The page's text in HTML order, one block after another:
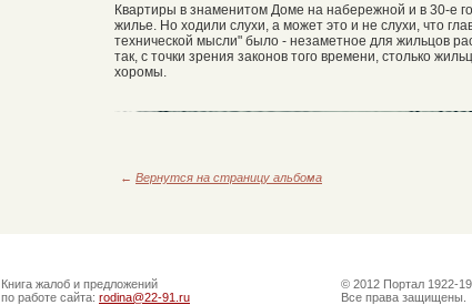
Квартиры в знаменитом Доме на набережной и в 30-е
жилье. Но ходили слухи, а может это и не слухи, что
технической мысли" было - незаметное для жильцов
так, с точки зрения законов того времени, столько
хоромы.
← Вернутся на страницу альбома
Книга жалоб и предложений
по работе сайта: rodina@22-91.ru
© 2012 Портал 1922-
Все права защищены.